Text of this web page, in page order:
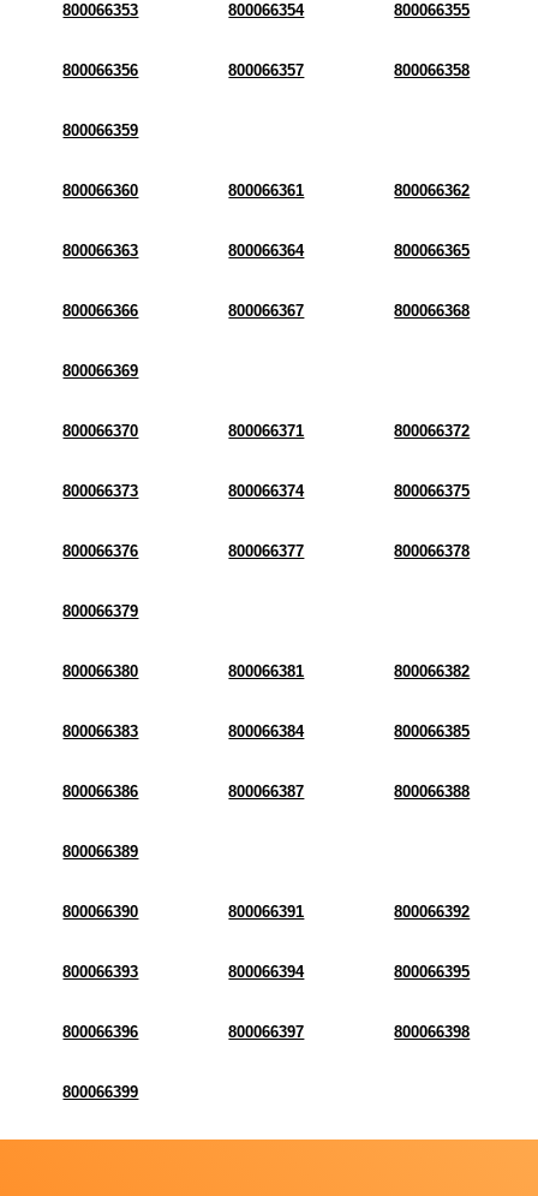
800066353 800066354 800066355
800066356 800066357 800066358
800066359
800066360 800066361 800066362
800066363 800066364 800066365
800066366 800066367 800066368
800066369
800066370 800066371 800066372
800066373 800066374 800066375
800066376 800066377 800066378
800066379
800066380 800066381 800066382
800066383 800066384 800066385
800066386 800066387 800066388
800066389
800066390 800066391 800066392
800066393 800066394 800066395
800066396 800066397 800066398
800066399